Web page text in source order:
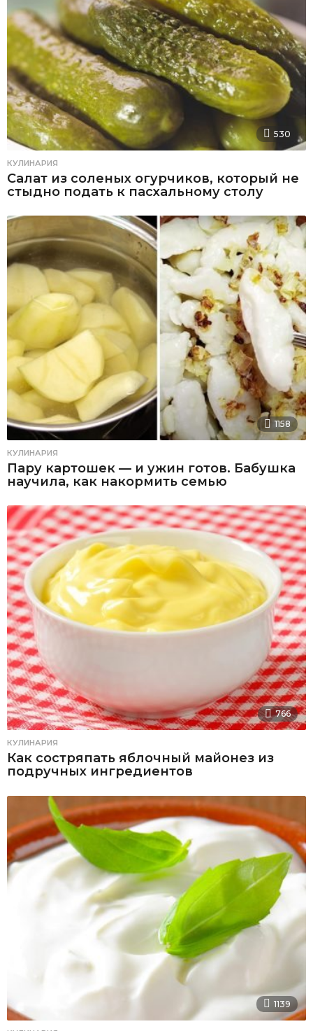
530
КУЛИНАРИЯ
Салат из соленых огурчиков, который не
стыдно подать к пасхальному столу
1158
КУЛИНАРИЯ
Пару картошек — и ужин готов. Бабушка
научила, как накормить семью
766
КУЛИНАРИЯ
Как состряпать яблочный майонез из
подручных ингредиентов
1139